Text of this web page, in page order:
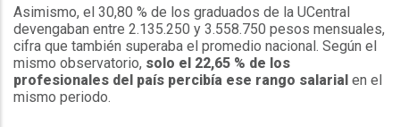
Asimismo, el 30,80 % de los graduados de la UCentral
devengaban entre 2.135.250 y 3.558.750 pesos mensuales,
cifra que también superaba el promedio nacional. Según el
mismo observatorio, solo el 22,65 % de los
profesionales del país percibía ese rango salarial en el
mismo periodo.